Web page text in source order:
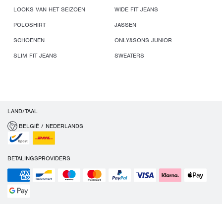
LOOKS VAN HET SEIZOEN
WIDE FIT JEANS
POLOSHIRT
JASSEN
SCHOENEN
ONLY&SONS JUNIOR
SLIM FIT JEANS
SWEATERS
LAND/TAAL
BELGIË / NEDERLANDS
BETALINGSPROVIDERS